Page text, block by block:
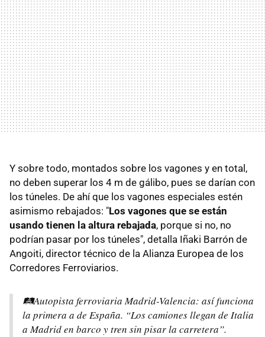
Y sobre todo, montados sobre los vagones y en total,
no deben superar los 4 m de gálibo, pues se darían con
los túneles. De ahí que los vagones especiales estén
asimismo rebajados: "Los vagones que se están
usando tienen la altura rebajada, porque si no, no
podrían pasar por los túneles", detalla Iñaki Barrón de
Angoiti, director técnico de la Alianza Europea de los
Corredores Ferroviarios.
🛤️Autopista ferroviaria Madrid-Valencia: así funciona
la primera a de España. “Los camiones llegan de Italia
a Madrid en barco y tren sin pisar la carretera”.